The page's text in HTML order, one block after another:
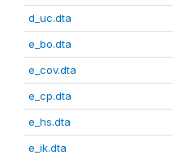
d_uc.dta
e_bo.dta
e_cov.dta
e_cp.dta
e_hs.dta
e_ik.dta